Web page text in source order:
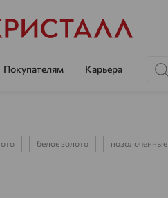
Покупателям Карьера
белое золото позолоченные